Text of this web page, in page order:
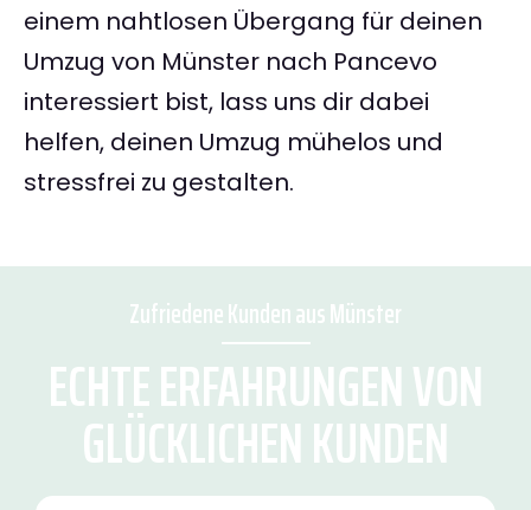
einem nahtlosen Übergang für deinen
Umzug von Münster nach Pancevo
interessiert bist, lass uns dir dabei
helfen, deinen Umzug mühelos und
stressfrei zu gestalten.
Zufriedene Kunden aus Münster
ECHTE ERFAHRUNGEN VON
GLÜCKLICHEN KUNDEN